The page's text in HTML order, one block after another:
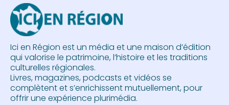
Ici en Région est un média et une maison d’édition
qui valorise le patrimoine, l’histoire et les traditions
culturelles régionales.
Livres, magazines, podcasts et vidéos se
complètent et s’enrichissent mutuellement, pour
offrir une expérience plurimédia.